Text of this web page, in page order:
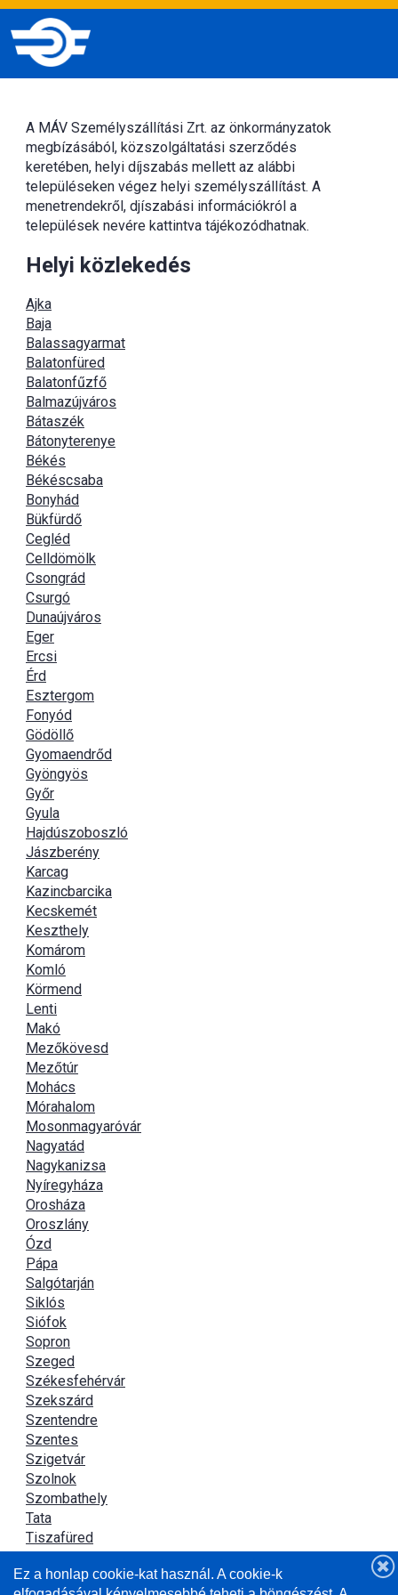
A MÁV Személyszállítási Zrt. az önkormányzatok
megbízásából, közszolgáltatási szerződés
keretében, helyi díjszabás mellett az alábbi
településeken végez helyi személyszállítást. A
menetrendekről, djíszabási információkról a
települések nevére kattintva tájékozódhatnak.
Helyi közlekedés
Ajka
Baja
Balassagyarmat
Balatonfüred
Balatonfűzfő
Balmazújváros
Bátaszék
Bátonyterenye
Békés
Békéscsaba
Bonyhád
Bükfürdő
Cegléd
Celldömölk
Csongrád
Csurgó
Dunaújváros
Eger
Ercsi
Érd
Esztergom
Fonyód
Gödöllő
Gyomaendrőd
Gyöngyös
Győr
Gyula
Hajdúszoboszló
Jászberény
Karcag
Kazincbarcika
Kecskemét
Keszthely
Komárom
Komló
Körmend
Lenti
Makó
Mezőkövesd
Mezőtúr
Mohács
Mórahalom
Mosonmagyaróvár
Nagyatád
Nagykanizsa
Nyíregyháza
Orosháza
Oroszlány
Ózd
Pápa
Salgótarján
Siklós
Siófok
Sopron
Szeged
Székesfehérvár
Szekszárd
Szentendre
Szentes
Szigetvár
Szolnok
Szombathely
Tata
Tiszafüred
Újszász
Ez a honlap cookie-kat használ. A cookie-k